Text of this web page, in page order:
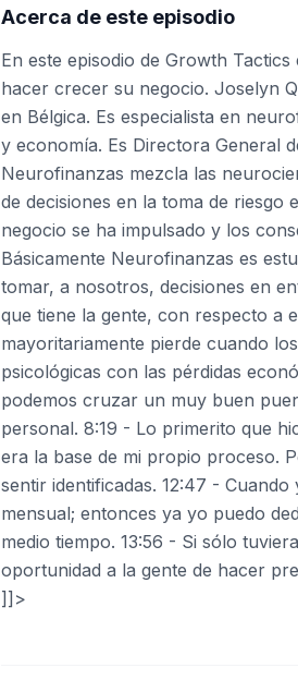
Acerca de este episodio
En este episodio de Growth
hacer crecer su negocio. Joselyn
en Bélgica. Es especialista en
y economía. Es Directora General
Neurofinanzas mezcla las
de decisiones en la toma de riesgo
negocio se ha impulsado y los
Básicamente Neurofinanzas es
tomar, a nosotros, decisiones en
que tiene la gente, con respecto a
mayoritariamente pierde cuando
psicológicas con las pérdidas
podemos cruzar un muy buen
personal. 8:19 - Lo primerito que
era la base de mi propio proceso.
sentir identificadas. 12:47 -
mensual; entonces ya yo puedo
medio tiempo. 13:56 - Si sólo
oportunidad a la gente de hacer
]]>